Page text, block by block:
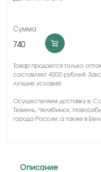
740
Товар продается только
составляет 4000 рублей.
лучшие условия!
Осуществляем доставку в:
Тюмень, Челябинск,
города России, а также в
Описание